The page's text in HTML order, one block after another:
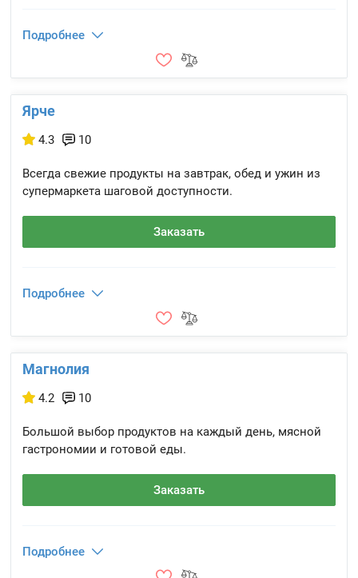
Подробнее
Ярче
4.3 10
Всегда свежие продукты на завтрак, обед и ужин из
супермаркета шаговой доступности.
Заказать
Подробнее
Магнолия
4.2 10
Большой выбор продуктов на каждый день, мясной
гастрономии и готовой еды.
Заказать
Подробнее